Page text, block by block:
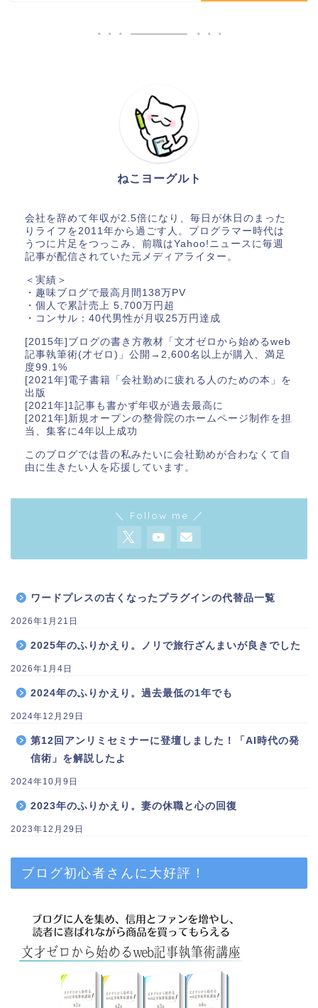
ねこヨーグルト
会社を辞めて年収が2.5倍になり、毎日が休日のまった
りライフを2011年から過ごす人。プログラマー時代は
うつに片足をつっこみ、前職はYahoo!ニュースに毎週
記事が配信されていた元メディアライター。
＜実績＞
・趣味ブログで最高月間138万PV
・個人で累計売上 5,700万円超
・コンサル：40代男性が月収25万円達成
[2015年]ブログの書き方教材「文才ゼロから始めるweb
記事執筆術(才ゼロ)」公開→2,600名以上が購入、満足
度99.1%
[2021年]電子書籍「会社勤めに疲れる人のための本」を
出版
[2021年]1記事も書かず年収が過去最高に
[2021年]新規オープンの整骨院のホームページ制作を担
当、集客に4年以上成功
このブログでは昔の私みたいに会社勤めが合わなくて自
由に生きたい人を応援しています。
＼ Follow me ／
ワードプレスの古くなったプラグインの代替品一覧
2026年1月21日
2025年のふりかえり。ノリで旅行ざんまいが良きでした
2026年1月4日
2024年のふりかえり。過去最低の1年でも
2024年12月29日
第12回アンリミセミナーに登壇しました！「AI時代の発
信術」を解説したよ
2024年10月9日
2023年のふりかえり。妻の休職と心の回復
2023年12月29日
ブログ初心者さんに大好評！